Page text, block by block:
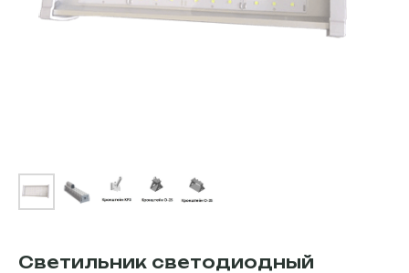
Светильник светодиодный